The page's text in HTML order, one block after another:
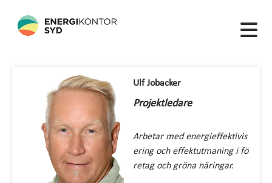
Ulf Jobacker
Projektledare
Arbetar med energieffektivis
ering och effektutmaning i fö
retag och gröna näringar.